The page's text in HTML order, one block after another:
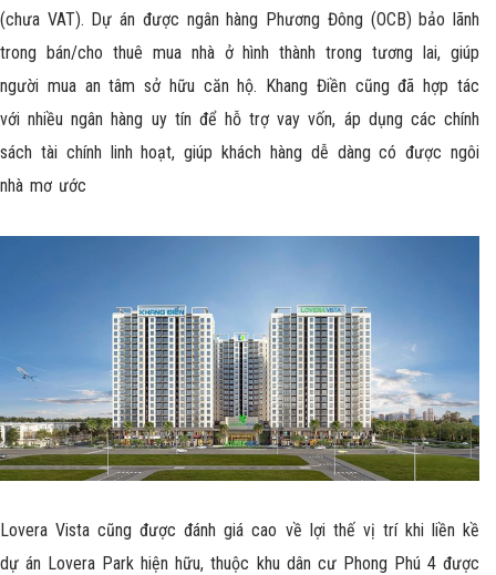
(chưa VAT). Dự án được ngân hàng Phương Đông (OCB) bảo lãnh
trong bán/cho thuê mua nhà ở hình thành trong tương lai, giúp
người mua an tâm sở hữu căn hộ. Khang Điền cũng đã hợp tác
với nhiều ngân hàng uy tín để hỗ trợ vay vốn, áp dụng các chính
sách tài chính linh hoạt, giúp khách hàng dễ dàng có được ngôi
nhà mơ ước
Lovera Vista cũng được đánh giá cao về lợi thế vị trí khi liền kề
dự án Lovera Park hiện hữu, thuộc khu dân cư Phong Phú 4 được